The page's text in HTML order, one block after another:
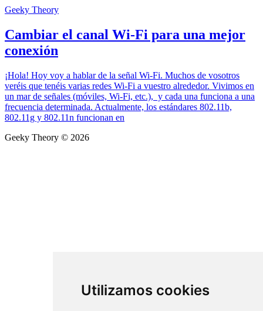
Utilizamos cookies
Geeky Theory
Cambiar el canal Wi-Fi para una mejor
conexión
¡Hola! Hoy voy a hablar de la señal Wi-Fi. Muchos de vosotros
veréis que tenéis varias redes Wi-Fi a vuestro alrededor. Vivimos en
un mar de señales (móviles, Wi-Fi, etc.), y cada una funciona a una
frecuencia determinada. Actualmente, los estándares 802.11b,
802.11g y 802.11n funcionan en
Geeky Theory © 2026